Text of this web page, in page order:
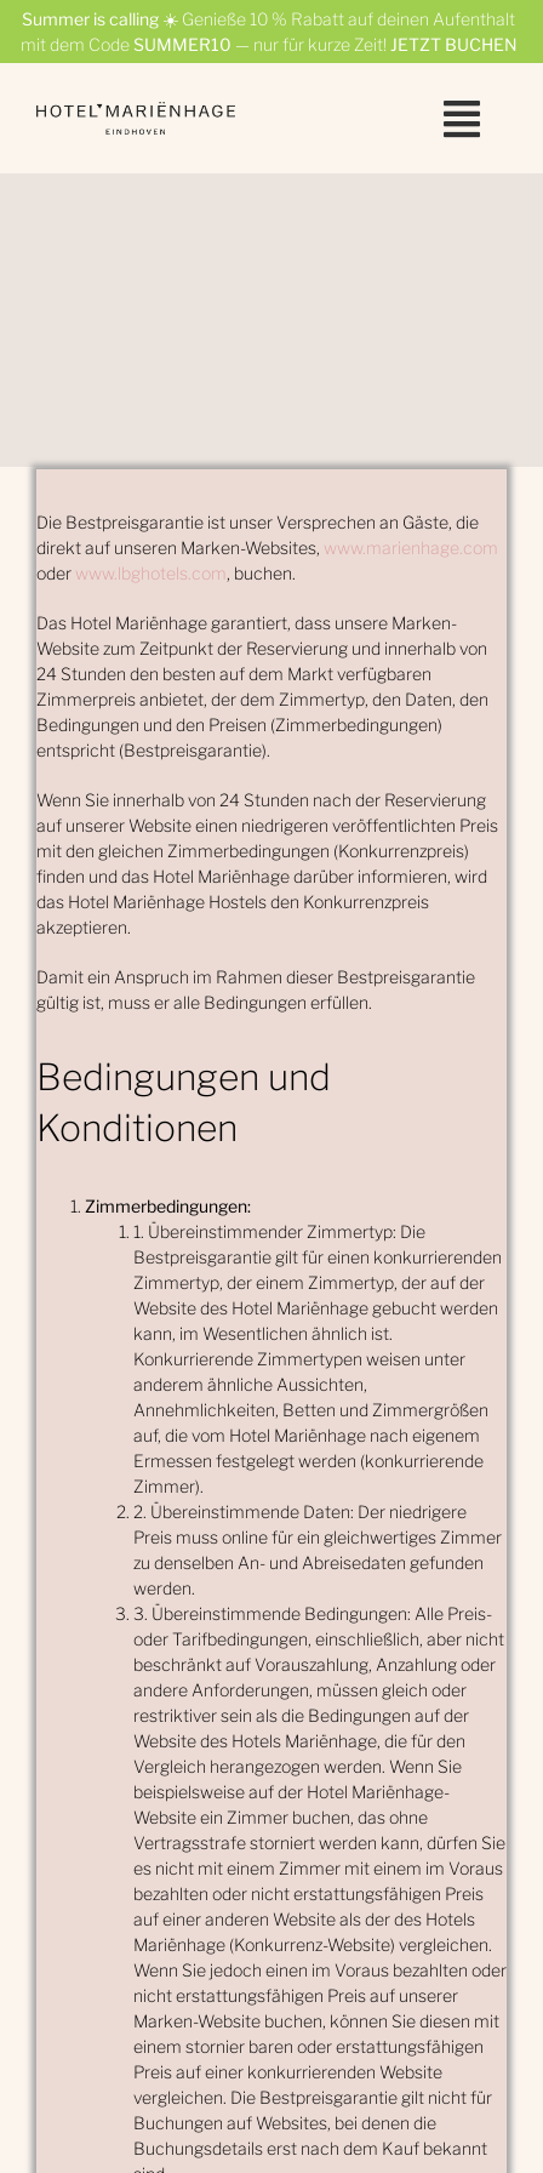
Skip
content
Summer is calling ☀️ Genieße 10 % Rabatt auf deinen Aufenthalt
mit dem CodeSUMMER10 — nur für kurze Zeit! JETZT BUCHEN
Die Bestpreisgarantie ist unser Versprechen an Gäste, die
direkt auf unseren Marken-Websites, www.marienhage.com
oder www.lbghotels.com, buchen.
Das Hotel Mariënhage garantiert, dass unsere Marken-
Website zum Zeitpunkt der Reservierung und innerhalb von
24 Stunden den besten auf dem Markt verfügbaren
Zimmerpreis anbietet, der dem Zimmertyp, den Daten, den
Bedingungen und den Preisen (Zimmerbedingungen)
entspricht (Bestpreisgarantie).
Wenn Sie innerhalb von 24 Stunden nach der Reservierung
auf unserer Website einen niedrigeren veröffentlichten Preis
mit den gleichen Zimmerbedingungen (Konkurrenzpreis)
finden und das Hotel Mariënhage darüber informieren, wird
das Hotel Mariënhage Hostels den Konkurrenzpreis
akzeptieren.
Damit ein Anspruch im Rahmen dieser Bestpreisgarantie
gültig ist, muss er alle Bedingungen erfüllen.
Bedingungen und
Konditionen
Zimmerbedingungen:
1. Übereinstimmender Zimmertyp: Die
Bestpreisgarantie gilt für einen konkurrierenden
Zimmertyp, der einem Zimmertyp, der auf der
Website des Hotel Mariënhage gebucht werden
kann, im Wesentlichen ähnlich ist.
Konkurrierende Zimmertypen weisen unter
anderem ähnliche Aussichten,
Annehmlichkeiten, Betten und Zimmergrößen
auf, die vom Hotel Mariënhage nach eigenem
Ermessen festgelegt werden (konkurrierende
Zimmer).
2. Übereinstimmende Daten: Der niedrigere
Preis muss online für ein gleichwertiges Zimmer
zu denselben An- und Abreisedaten gefunden
werden.
3. Übereinstimmende Bedingungen: Alle Preis-
oder Tarifbedingungen, einschließlich, aber nicht
beschränkt auf Vorauszahlung, Anzahlung oder
andere Anforderungen, müssen gleich oder
restriktiver sein als die Bedingungen auf der
Website des Hotels Mariënhage, die für den
Vergleich herangezogen werden. Wenn Sie
beispielsweise auf der Hotel Mariënhage-
Website ein Zimmer buchen, das ohne
Vertragsstrafe storniert werden kann, dürfen Sie
es nicht mit einem Zimmer mit einem im Voraus
bezahlten oder nicht erstattungsfähigen Preis
auf einer anderen Website als der des Hotels
Mariënhage (Konkurrenz-Website) vergleichen.
Wenn Sie jedoch einen im Voraus bezahlten oder
nicht erstattungsfähigen Preis auf unserer
Marken-Website buchen, können Sie diesen mit
einem stornier baren oder erstattungsfähigen
Preis auf einer konkurrierenden Website
vergleichen. Die Bestpreisgarantie gilt nicht für
Buchungen auf Websites, bei denen die
Buchungsdetails erst nach dem Kauf bekannt